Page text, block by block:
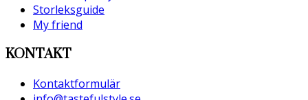
Storleksguide
My friend
KONTAKT
Kontaktformulär